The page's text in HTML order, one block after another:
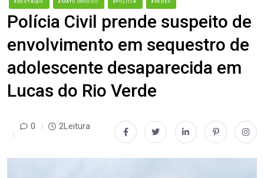
#DESTAQUE #MATO GROSSO #POLÍCIA #REDES
Polícia Civil prende suspeito de
envolvimento em sequestro de
adolescente desaparecida em
Lucas do Rio Verde
0 2Leitura